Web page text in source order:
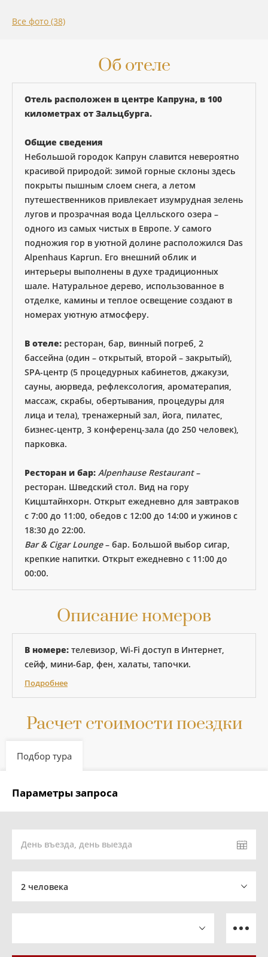
Все фото (38)
Об отеле
Отель расположен в центре Капруна, в 100
километрах от Зальцбурга.
Общие сведения
Небольшой городок Капрун славится невероятно
красивой природой: зимой горные склоны здесь
покрыты пышным слоем снега, а летом
путешественников привлекает изумрудная зелень
лугов и прозрачная вода Целльского озера –
одного из самых чистых в Европе. У самого
подножия гор в уютной долине расположился Das
Alpenhaus Kaprun. Его внешний облик и
интерьеры выполнены в духе традиционных
шале. Натуральное дерево, использованное в
отделке, камины и теплое освещение создают в
номерах уютную атмосферу.
В отеле: ресторан, бар, винный погреб, 2
бассейна (один – открытый, второй – закрытый),
SPA-центр (5 процедурных кабинетов, джакузи,
сауны, аюрведа, рефлексология, ароматерапия,
массаж, скрабы, обертывания, процедуры для
лица и тела), тренажерный зал, йога, пилатес,
бизнес-центр, 3 конференц-зала (до 250 человек),
парковка.
Ресторан и бар: Alpenhause Restaurant–
ресторан. Шведский стол. Вид на гору
Кицштайнхорн. Открыт ежедневно для завтраков
c 7:00 до 11:00, обедов с 12:00 до 14:00 и ужинов с
18:30 до 22:00.
Bar & Cigar Lounge– бар. Большой выбор сигар,
крепкие напитки. Открыт ежедневно с 11:00 до
00:00.
Описание номеров
В номере: телевизор, Wi-Fi доступ в Интернет,
сейф, мини-бар, фен, халаты, тапочки.
Подробнее
Расчет стоимости поездки
Подбор тура
Параметры запроса
День въезда, день выезда
2 человека